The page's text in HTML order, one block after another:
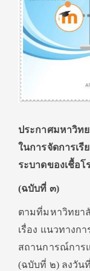
ประกาศมหาวิท
ในการจัดการเ
ระบาดของเชื้อโ
(ฉบับที่ ๓)
ตามที่มหาวิทยา
เรื่อง แนวทางก
สถานการณ์การ
(ฉบับที่ ๒) ลงวัน